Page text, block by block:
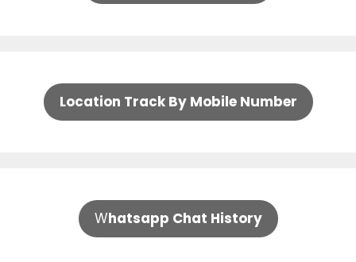
Location Track By Mobile Number
Whatsapp Chat History